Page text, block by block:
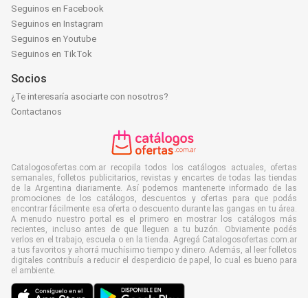
Seguinos en Facebook
Seguinos en Instagram
Seguinos en Youtube
Seguinos en TikTok
Socios
¿Te interesaría asociarte con nosotros?
Contactanos
Catalogosofertas.com.ar recopila todos los catálogos actuales, ofertas
semanales, folletos publicitarios, revistas y encartes de todas las tiendas
de la Argentina diariamente. Así podemos mantenerte informado de las
promociones de los catálogos, descuentos y ofertas para que podás
encontrar fácilmente esa oferta o descuento durante las gangas en tu área.
A menudo nuestro portal es el primero en mostrar los catálogos más
recientes, incluso antes de que lleguen a tu buzón. Obviamente podés
verlos en el trabajo, escuela o en la tienda. Agregá Catalogosofertas.com.ar
a tus favoritos y ahorrá muchísimo tiempo y dinero. Además, al leer folletos
digitales contribuís a reducir el desperdicio de papel, lo cual es bueno para
el ambiente.